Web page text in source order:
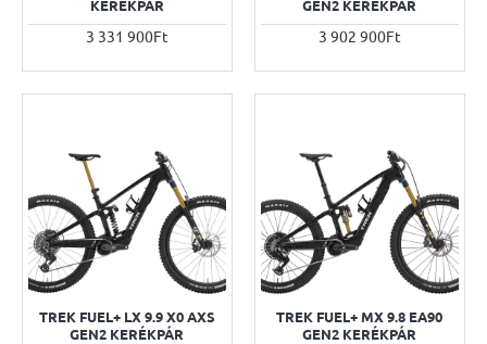
KERÉKPÁR
3 331 900Ft
GEN2 KERÉKPÁR
3 902 900Ft
TREK FUEL+ LX 9.9 X0 AXS
GEN2 KERÉKPÁR
TREK FUEL+ MX 9.8 EA90
GEN2 KERÉKPÁR